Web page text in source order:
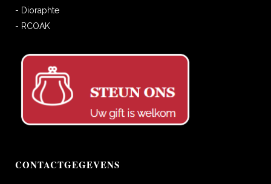
- Dioraphte
- RCOAK
CONTACTGEGEVENS